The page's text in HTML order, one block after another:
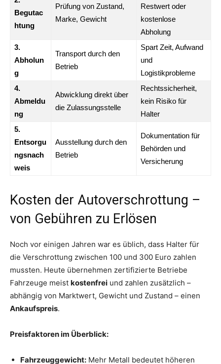
Begutac
htung
Prüfung von Zustand,
Marke, Gewicht
Restwert oder
kostenlose
Abholung
3.
Abholun
g
Transport durch den
Betrieb
Spart Zeit, Aufwand
und
Logistikprobleme
4.
Abmeldu
ng
Abwicklung direkt über
die Zulassungsstelle
Rechtssicherheit,
kein Risiko für
Halter
5.
Entsorgu
ngsnach
weis
Ausstellung durch den
Betrieb
Dokumentation für
Behörden und
Versicherung
Kosten der Autoverschrottung –
von Gebühren zu Erlösen
Noch vor einigen Jahren war es üblich, dass Halter für
die Verschrottung zwischen 100 und 300 Euro zahlen
mussten. Heute übernehmen zertifizierte Betriebe
Fahrzeuge meist kostenfrei und zahlen zusätzlich –
abhängig von Marktwert, Gewicht und Zustand – einen
Ankaufspreis.
Preisfaktoren im Überblick:
Fahrzeuggewicht: Mehr Metall bedeutet höheren